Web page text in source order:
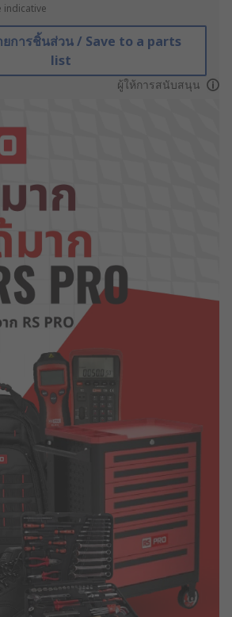
indicative
การชิ้นส่วน / Save to a parts
list
ผู้ให้การสนับสนุน